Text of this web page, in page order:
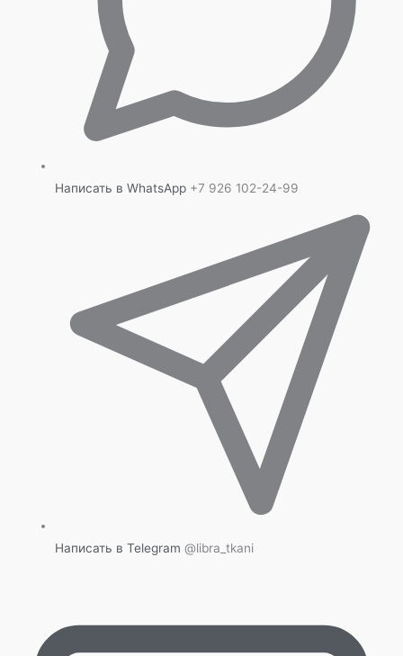
Написать в WhatsApp +7 926 102-24-99
Написать в Telegram @libra_tkani